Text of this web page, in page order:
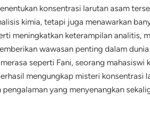
konsentrasi larutan asam
kimia, tetapi juga menawarkan
meningkatkan keterampilan analitis,
wawasan penting dalam
seperti Fani, seorang mahasiswi
mengungkap misteri konsentrasi
yang menyenangkan